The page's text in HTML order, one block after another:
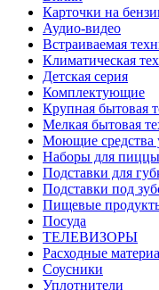
Карточки на
Аудио-видео
Встраиваемая
Климатическая
Детская серия
Комплектующие
Крупная бытовая
Мелкая бытовая
Моющие средства
Наборы для пиццы
Подставки для
Подставки под
Пищевые
Посуда
ТЕЛЕВИЗОРЫ
Расходные
Соусники
Уплотнители